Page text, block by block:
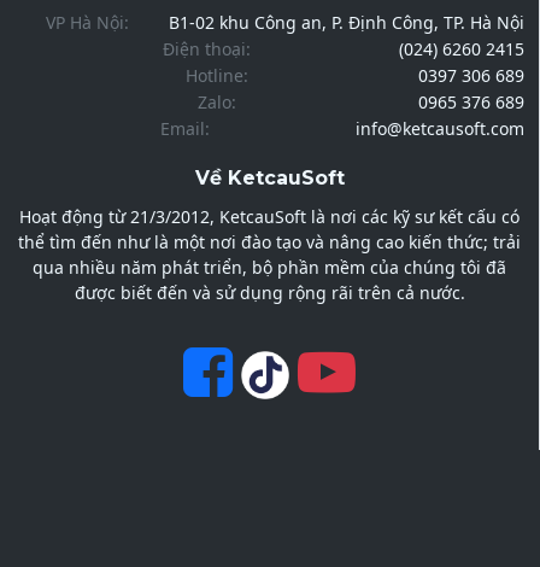
VP Hà Nội:
B1-02 khu Công an, P. Định Công, TP. Hà Nội
Điện thoại:
(024) 6260 2415
Hotline:
0397 306 689
Zalo:
0965 376 689
Email:
info@ketcausoft.com
Về KetcauSoft
Hoạt động từ 21/3/2012, KetcauSoft là nơi các kỹ sư kết cấu có
thể tìm đến như là một nơi đào tạo và nâng cao kiến thức; trải
qua nhiều năm phát triển, bộ phần mềm của chúng tôi đã
được biết đến và sử dụng rộng rãi trên cả nước.